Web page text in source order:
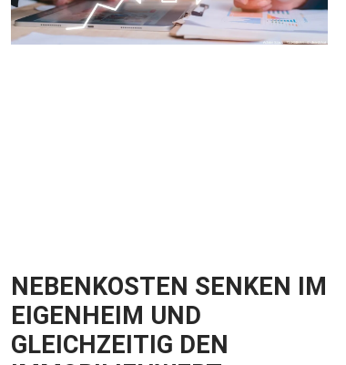
NEBENKOSTEN SENKEN IM
EIGENHEIM UND
GLEICHZEITIG DEN